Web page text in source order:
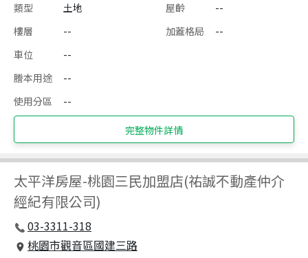
類型 土地 屋齡
--
樓層
-- 加蓋格局
--
車位
--
謄本用途
--
使用分區
--
完整物件詳情
太平洋房屋-桃園三民加盟店(祐誠不動產仲介
經紀有限公司)
03-3311-318
桃園市觀音區國建三路